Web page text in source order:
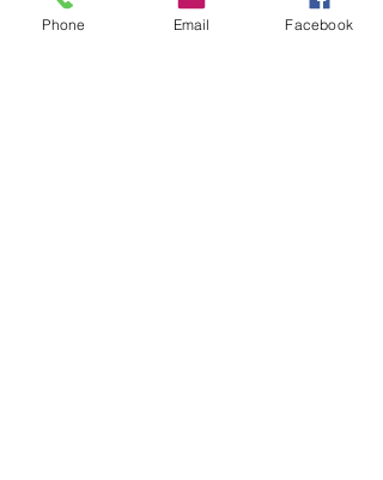
Phone Email Facebook